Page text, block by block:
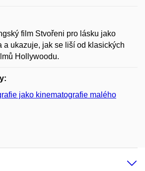
film Stvořeni pro lásku jako
a ukazuje, jak se liší od klasických
Hollywoodu.
jako kinematografie malého